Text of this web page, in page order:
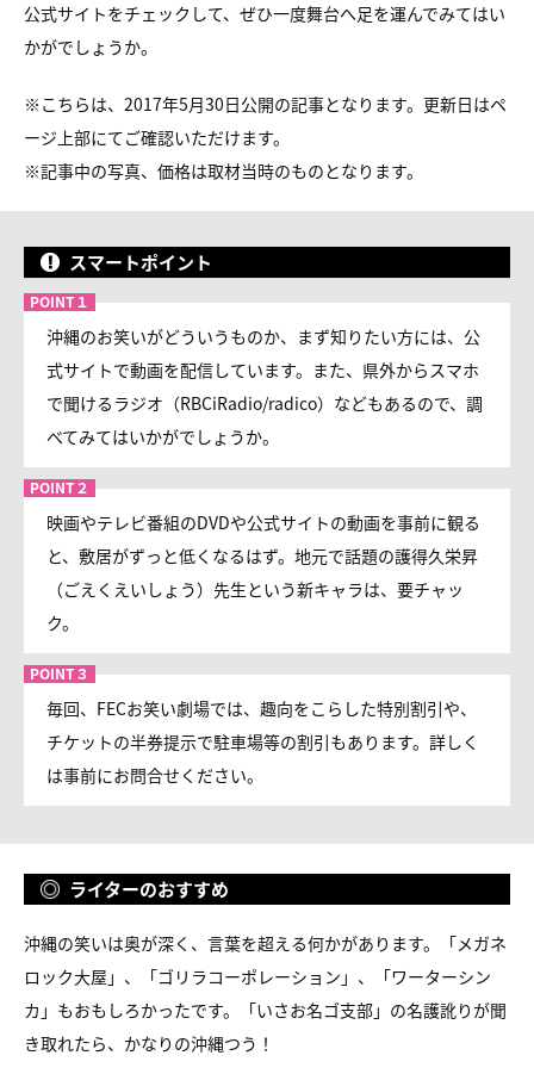
公式サイトをチェックして、ぜひ一度舞台へ足を運んでみてはい
かがでしょうか。
※こちらは、2017年5月30日公開の記事となります。更新日はペ
ージ上部にてご確認いただけます。
※記事中の写真、価格は取材当時のものとなります。
スマートポイント
沖縄のお笑いがどういうものか、まず知りたい方には、公
式サイトで動画を配信しています。また、県外からスマホ
で聞けるラジオ（RBCiRadio/radico）などもあるので、調
べてみてはいかがでしょうか。
映画やテレビ番組のDVDや公式サイトの動画を事前に観る
と、敷居がずっと低くなるはず。地元で話題の護得久栄昇
（ごえくえいしょう）先生という新キャラは、要チャッ
ク。
毎回、FECお笑い劇場では、趣向をこらした特別割引や、
チケットの半券提示で駐車場等の割引もあります。詳しく
は事前にお問合せください。
ライターのおすすめ
沖縄の笑いは奥が深く、言葉を超える何かがあります。「メガネ
ロック大屋」、「ゴリラコーポレーション」、「ワーターシン
カ」もおもしろかったです。「いさお名ゴ支部」の名護訛りが聞
き取れたら、かなりの沖縄つう！